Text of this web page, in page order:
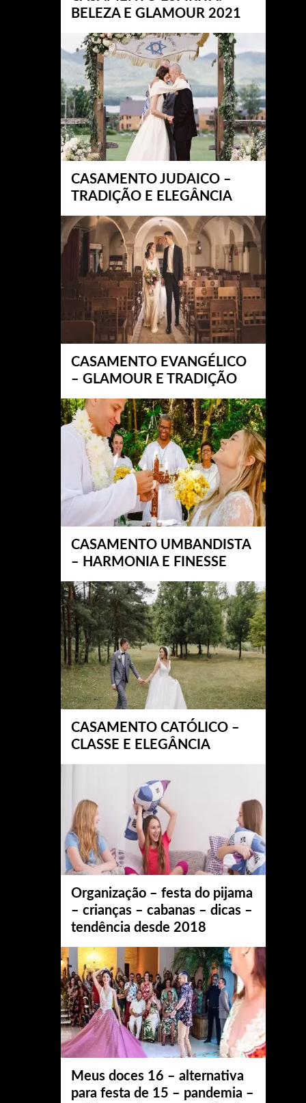
BELEZA E GLAMOUR 2021
CASAMENTO JUDAICO –
TRADIÇÃO E ELEGÂNCIA
CASAMENTO EVANGÉLICO
– GLAMOUR E TRADIÇÃO
CASAMENTO UMBANDISTA
– HARMONIA E FINESSE
CASAMENTO CATÓLICO –
CLASSE E ELEGÂNCIA
Organização – festa do pijama
– crianças – cabanas – dicas –
tendência desde 2018
Meus doces 16 – alternativa
para festa de 15 – pandemia –